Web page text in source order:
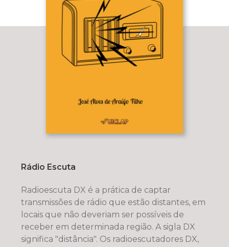
Rádio Escuta
Radioescuta DX é a prática de captar
transmissões de rádio que estão distantes, em
locais que não deveriam ser possíveis de
receber em determinada região. A sigla DX
significa "distância". Os radioescutadores DX,